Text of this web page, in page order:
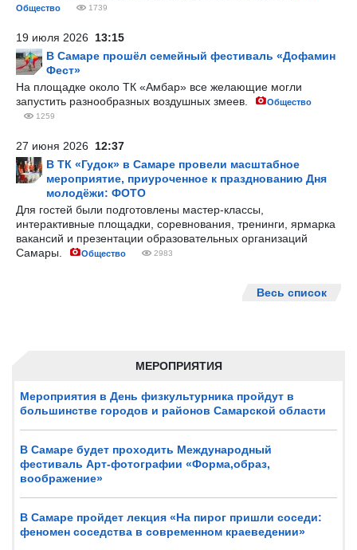
МЕРОПРИЯТИЯ
Мероприятия в День физкультурника пройдут в
большинстве городов и районов Самарской области
В Самаре будет проходить Международный
фестиваль Арт-фотографии «Форма,образ,
воображение»
В Самаре пройдет лекция «На пирог пришли соседи:
феномен соседства в современном краеведении»
Общество 1739
19 июля 2026 13:15
В Самаре прошёл семейный фестиваль «Дофамин
Фест»
На площадке около ТК «Амбар» все желающие могли
запустить разнообразных воздушных змеев.
Общество
1259
27 июня 2026 12:37
В ТК «Гудок» в Самаре провели масштабное
мероприятие, приуроченное к празднованию Дня
молодёжи: ФОТО
Для гостей были подготовлены мастер-классы,
интерактивные площадки, соревнования, тренинги, ярмарка
вакансий и презентации образовательных организаций
Самары.
Общество 2983
Весь список